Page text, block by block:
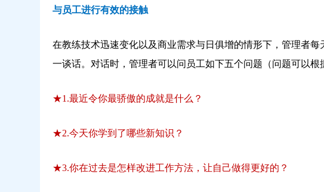
与员工进行有效的接触
在教练技术迅速变化以及商业需求与日俱增的情形下，管理者
一谈话。对话时，管理者可以问员工如下五个问题（问题可以根
★1.最近令你最骄傲的成就是什么？
★2.今天你学到了哪些新知识？
★3.你在过去是怎样改进工作方法，让自己做得更好的？